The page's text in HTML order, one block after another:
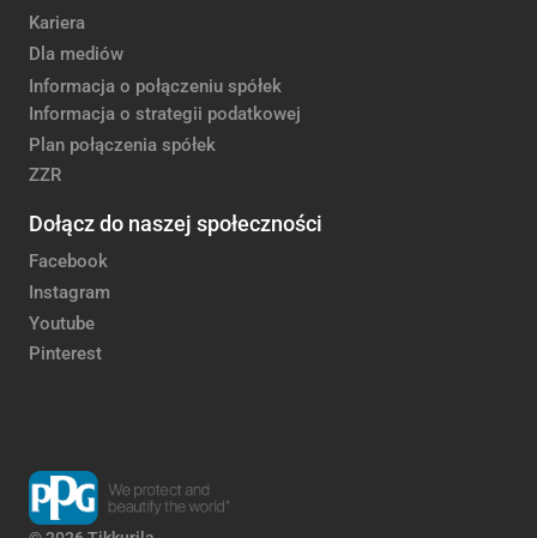
Kariera
Dla mediów
Informacja o połączeniu spółek
Informacja o strategii podatkowej
Plan połączenia spółek
ZZR
Dołącz do naszej społeczności
Facebook
Instagram
Youtube
Pinterest